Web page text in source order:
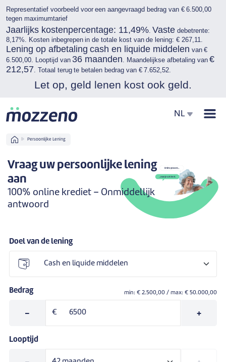
Representatief voorbeeld voor een aangevraagd bedrag van € 6.500,00
tegen maximumtarief
Jaarlijks kostenpercentage: 11,49%. Vaste debetrente:
8,17%. Kosten inbegrepen in de totale kost van de lening: € 267,11.
Lening op afbetaling cash en liquide middelen van €
6.500,00. Looptijd van 36 maanden . Maandelijkse afbetaling van€
212,57 . Totaal terug te betalen bedrag van € 7.652,52.
Let op, geld lenen kost ook geld.
NL
Home
Persoonlijke Lening
Vraag uw persoonlijke lening
aan
100% online krediet – Onmiddellijk
antwoord
Doel van de lening
Bedrag min: € 2.500,00 / max: € 50.000,00
- € +
Looptijd